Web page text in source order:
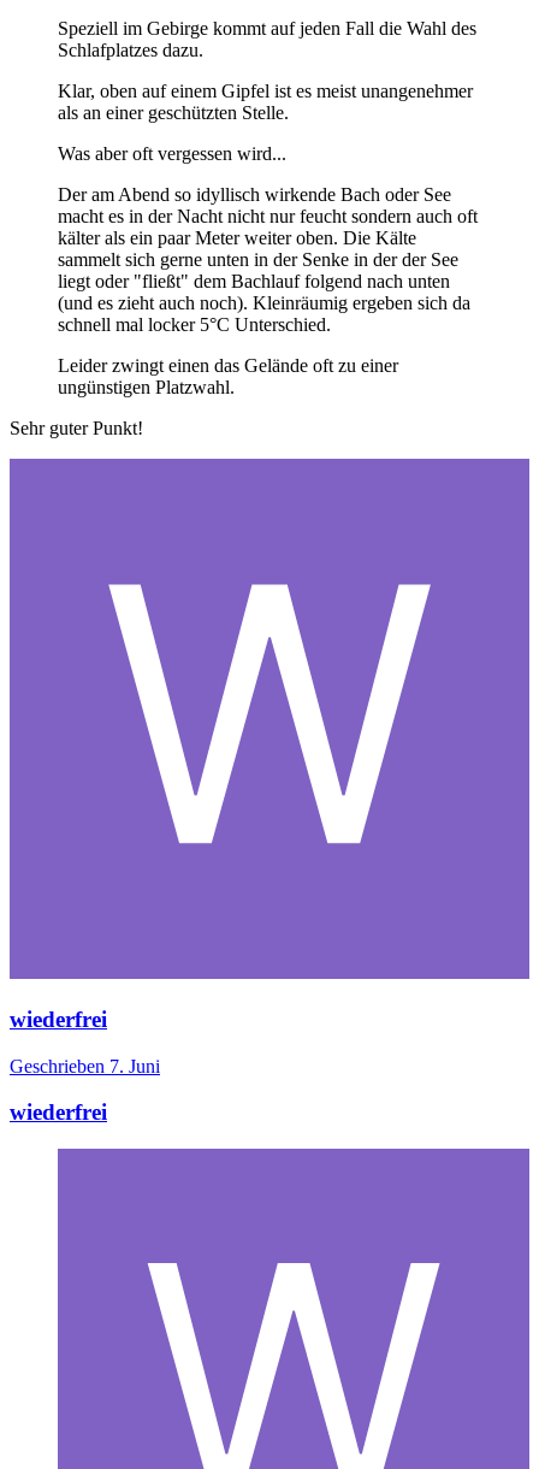
Speziell im Gebirge kommt auf jeden Fall die Wahl des
Schlafplatzes dazu.
Klar, oben auf einem Gipfel ist es meist unangenehmer
als an einer geschützten Stelle.
Was aber oft vergessen wird...
Der am Abend so idyllisch wirkende Bach oder See
macht es in der Nacht nicht nur feucht sondern auch oft
kälter als ein paar Meter weiter oben. Die Kälte
sammelt sich gerne unten in der Senke in der der See
liegt oder "fließt" dem Bachlauf folgend nach unten
(und es zieht auch noch). Kleinräumig ergeben sich da
schnell mal locker 5°C Unterschied.
Leider zwingt einen das Gelände oft zu einer
ungünstigen Platzwahl.
Sehr guter Punkt!
wiederfrei
Geschrieben 7. Juni
wiederfrei